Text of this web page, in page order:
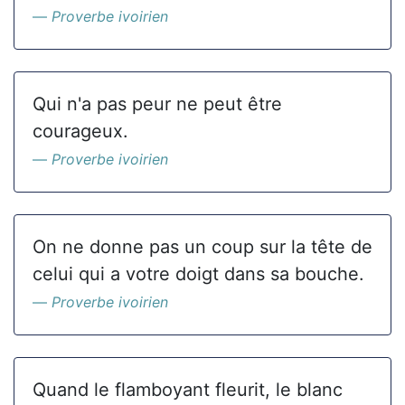
Proverbe ivoirien
Qui n'a pas peur ne peut être
courageux.
Proverbe ivoirien
On ne donne pas un coup sur la tête de
celui qui a votre doigt dans sa bouche.
Proverbe ivoirien
Quand le flamboyant fleurit, le blanc